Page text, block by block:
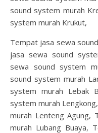
sound system murah
system murah Krukut,
Tempat jasa sewa
jasa sewa sound
sewa sound system
sound system murah
system murah Lebak
system murah
murah Lenteng Agung,
murah Lubang Buaya,